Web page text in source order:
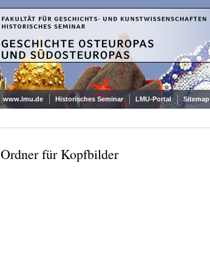
www.lmu.de Historisches Seminar LMU-Portal Sitemap
Ordner für Kopfbilder